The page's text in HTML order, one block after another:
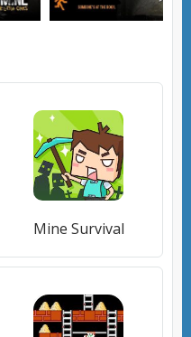
Mine Survival